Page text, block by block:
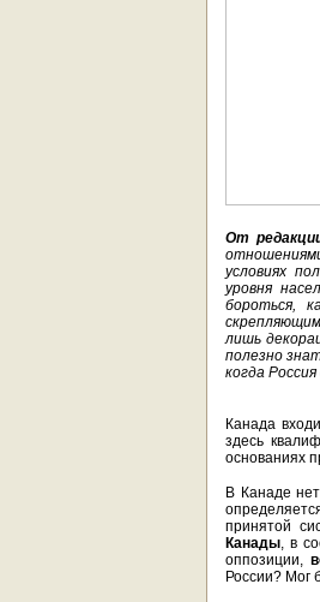
От
условиях
уровня
бороться,
лишь
полезно
когда
Канада
здесь
основаниях
В Канаде
принятой
Канады, в
оппозиции,
России? Мог